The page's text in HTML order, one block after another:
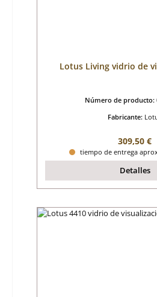
Lotus Living vidrio de
Número de producto:
Fabricante:
Precio
309,50 €
tiempo de entrega
Detalles